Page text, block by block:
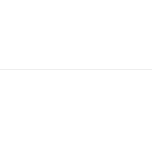
сервис биометрической
данные: как "валюту"